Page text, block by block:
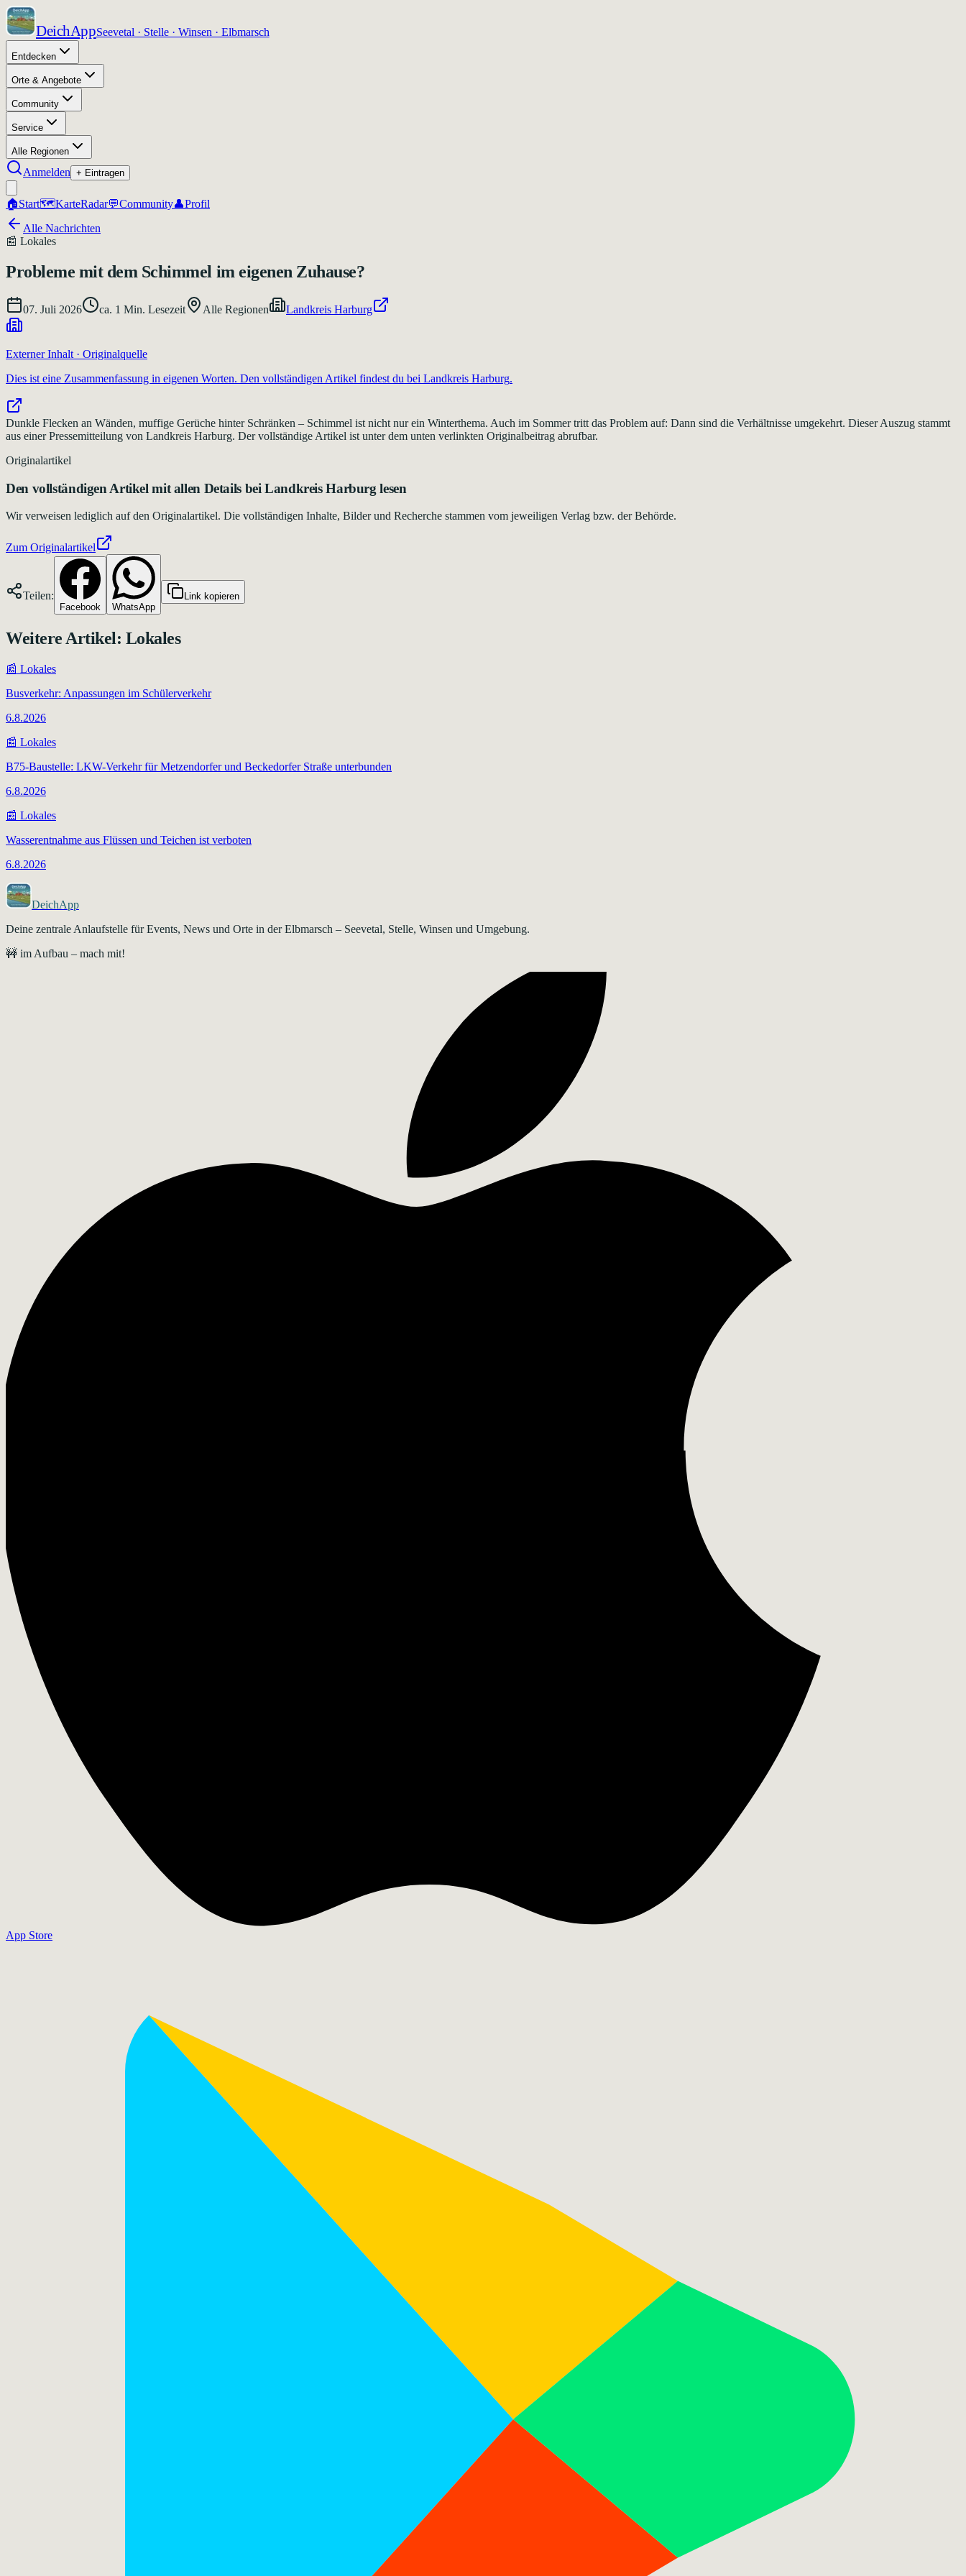
DeichAppSeevetal · Stelle · Winsen · Elbmarsch
Entdecken
Orte & Angebote
Community
Service
Alle Regionen
Anmelden + Eintragen
🏠Start🗺️KarteRadar💬Community👤Profil
Alle Nachrichten
📰 Lokales
Probleme mit dem Schimmel im eigenen Zuhause?
07. Juli 2026 ca. 1 Min. Lesezeit Alle Regionen Landkreis Harburg
Externer Inhalt · Originalquelle
Dies ist eine Zusammenfassung in eigenen Worten. Den vollständigen Artikel findest du bei Landkreis Harburg.
Dunkle Flecken an Wänden, muffige Gerüche hinter Schränken – Schimmel ist nicht nur ein Winterthema. Auch im Sommer tritt das Problem auf: Dann sind die Verhältnisse umgekehrt. Dieser Auszug stammt
aus einer Pressemitteilung von Landkreis Harburg. Der vollständige Artikel ist unter dem unten verlinkten Originalbeitrag abrufbar.
Originalartikel
Den vollständigen Artikel mit allen Details beiLandkreis Harburg lesen
Wir verweisen lediglich auf den Originalartikel. Die vollständigen Inhalte, Bilder und Recherche stammen vom jeweiligen Verlag bzw. der Behörde.
Zum Originalartikel
Teilen:
Facebook WhatsApp
Link kopieren
Weitere Artikel: Lokales
📰 Lokales
Busverkehr: Anpassungen im Schülerverkehr
6.8.2026
📰 Lokales
B75-Baustelle: LKW-Verkehr für Metzendorfer und Beckedorfer Straße unterbunden
6.8.2026
📰 Lokales
Wasserentnahme aus Flüssen und Teichen ist verboten
6.8.2026
DeichApp
Deine zentrale Anlaufstelle für Events, News und Orte in der Elbmarsch – Seevetal, Stelle, Winsen und Umgebung.
🚧 im Aufbau – mach mit!
App Store